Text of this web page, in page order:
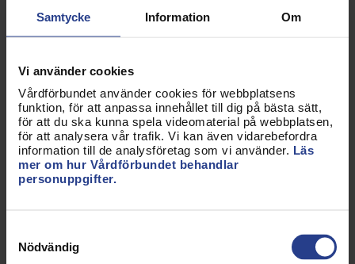
Samtycke Information Om
Vi använder cookies
Vårdförbundet använder cookies för webbplatsens
funktion, för att anpassa innehållet till dig på bästa sätt,
för att du ska kunna spela videomaterial på webbplatsen,
för att analysera vår trafik. Vi kan även vidarebefordra
information till de analysföretag som vi använder. Läs
mer om hur Vårdförbundet behandlar
personuppgifter.
Nödvändig
enda dag för att återhämtning och att städa, tvätta
handla och träffa familj och vänner. Den här
går ned i deltid, även de yngre. Vi behöver
arbetstidsförkortning så att fler orkar jobba heltid,
fortsätter Sineva Ribeiro.
Urval av siffror från rapporten
85 procent av de unga medlemmarna svarar att
Var femte av de unga, 21 procent, anser att